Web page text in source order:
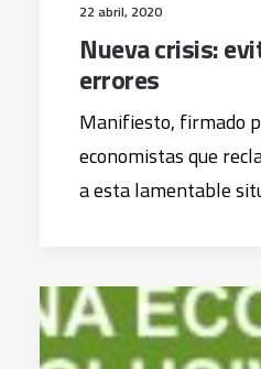
22 abril, 2020
Nueva crisis:
errores
Manifiesto, firmado
economistas que
a esta lamentable